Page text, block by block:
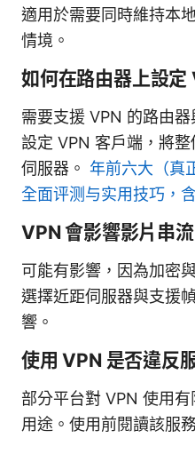
適用於需要同時維持本
情境。
如何在路由器上設定
需要支援 VPN 的路由
設定 VPN 客戶端，將
伺服器。 年前六大（真
全面评测与实用技巧，
VPN 會影響影片串
可能有影響，因為加密
選擇近距伺服器與支援
響。
使用 VPN 是否違反
部分平台對 VPN 使用
用途。使用前閱讀該服